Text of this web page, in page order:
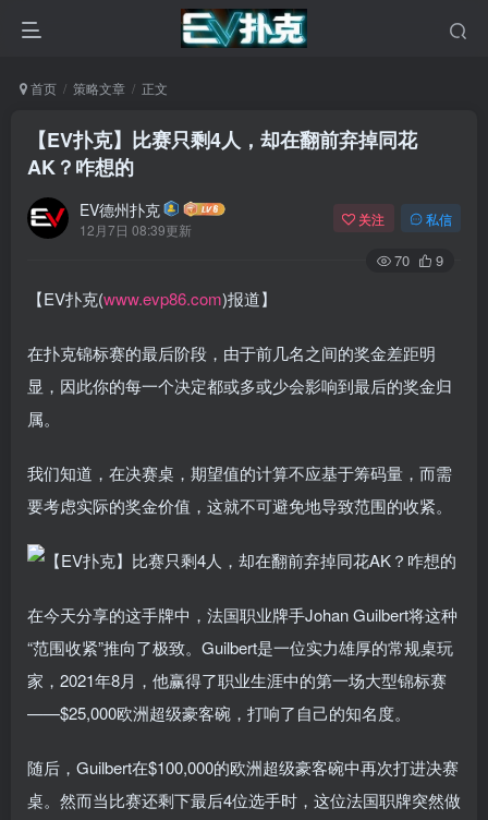
首页 策略文章 正文
【EV扑克】比赛只剩4人，却在翻前弃掉同花
AK？咋想的
EV德州扑克
12月7日 08:39更新
关注 私信
70 9
【EV扑克(www.evp86.com)报道】
在扑克锦标赛的最后阶段，由于前几名之间的奖金差距明
显，因此你的每一个决定都或多或少会影响到最后的奖金归
属。
我们知道，在决赛桌，期望值的计算不应基于筹码量，而需
要考虑实际的奖金价值，这就不可避免地导致范围的收紧。
在今天分享的这手牌中，法国职业牌手Johan Guilbert将这种
“范围收紧”推向了极致。Guilbert是一位实力雄厚的常规桌玩
家，2021年8月，他赢得了职业生涯中的第一场大型锦标赛
——$25,000欧洲超级豪客碗，打响了自己的知名度。
随后，Guilbert在$100,000的欧洲超级豪客碗中再次打进决赛
桌。然而当比赛还剩下最后4位选手时，这位法国职牌突然做